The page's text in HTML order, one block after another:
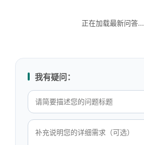
正在加载最新问答...
我有疑问：